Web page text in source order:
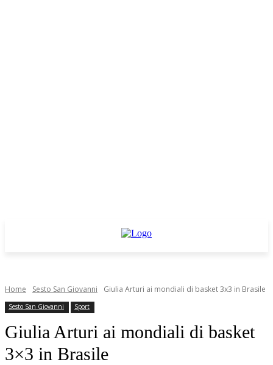
Home Sesto San Giovanni Giulia Arturi ai mondiali di basket 3x3 in Brasile
Sesto San Giovanni Sport
Giulia Arturi ai mondiali di basket
3×3 in Brasile